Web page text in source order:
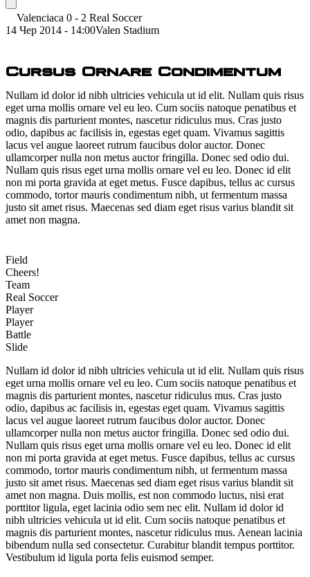
Valenciaca 0 - 2 Real Soccer
14 Чер 2014 - 14:00Valen Stadium
Cursus Ornare Condimentum
Nullam id dolor id nibh ultricies vehicula ut id elit. Nullam quis risus
eget urna mollis ornare vel eu leo. Cum sociis natoque penatibus et
magnis dis parturient montes, nascetur ridiculus mus. Cras justo
odio, dapibus ac facilisis in, egestas eget quam. Vivamus sagittis
lacus vel augue laoreet rutrum faucibus dolor auctor. Donec
ullamcorper nulla non metus auctor fringilla. Donec sed odio dui.
Nullam quis risus eget urna mollis ornare vel eu leo. Donec id elit
non mi porta gravida at eget metus. Fusce dapibus, tellus ac cursus
commodo, tortor mauris condimentum nibh, ut fermentum massa
justo sit amet risus. Maecenas sed diam eget risus varius blandit sit
amet non magna.
Field
Cheers!
Team
Real Soccer
Player
Player
Battle
Slide
Nullam id dolor id nibh ultricies vehicula ut id elit. Nullam quis risus
eget urna mollis ornare vel eu leo. Cum sociis natoque penatibus et
magnis dis parturient montes, nascetur ridiculus mus. Cras justo
odio, dapibus ac facilisis in, egestas eget quam. Vivamus sagittis
lacus vel augue laoreet rutrum faucibus dolor auctor. Donec
ullamcorper nulla non metus auctor fringilla. Donec sed odio dui.
Nullam quis risus eget urna mollis ornare vel eu leo. Donec id elit
non mi porta gravida at eget metus. Fusce dapibus, tellus ac cursus
commodo, tortor mauris condimentum nibh, ut fermentum massa
justo sit amet risus. Maecenas sed diam eget risus varius blandit sit
amet non magna. Duis mollis, est non commodo luctus, nisi erat
porttitor ligula, eget lacinia odio sem nec elit. Nullam id dolor id
nibh ultricies vehicula ut id elit. Cum sociis natoque penatibus et
magnis dis parturient montes, nascetur ridiculus mus. Aenean lacinia
bibendum nulla sed consectetur. Curabitur blandit tempus porttitor.
Vestibulum id ligula porta felis euismod semper.